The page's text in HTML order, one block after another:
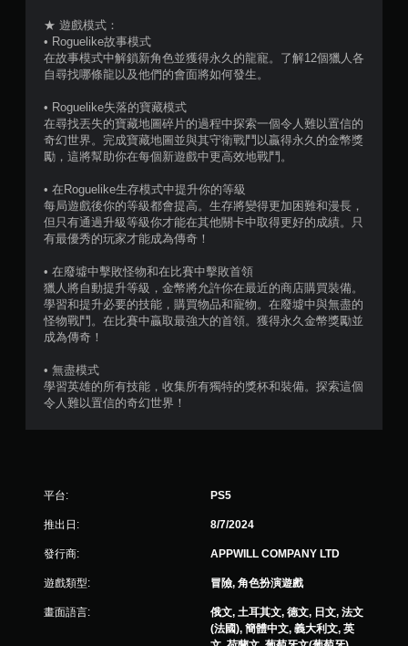
遊
戲
。
★ 遊戲模式：
• Roguelike故事模式
在故事模式中解鎖新角色並獲得永久的龍寵。了解12個獵人各
自尋找哪條龍以及他們的會面將如何發生。
• Roguelike失落的寶藏模式
在尋找丟失的寶藏地圖碎片的過程中探索一個令人難以置信的
奇幻世界。完成寶藏地圖並與其守衛戰鬥以贏得永久的金幣獎
勵，這將幫助你在每個新遊戲中更高效地戰鬥。
• 在Roguelike生存模式中提升你的等級
每局遊戲後你的等級都會提高。生存將變得更加困難和漫長，
但只有通過升級等級你才能在其他關卡中取得更好的成績。只
有最優秀的玩家才能成為傳奇！
• 在廢墟中擊敗怪物和在比賽中擊敗首領
獵人將自動提升等級，金幣將允許你在最近的商店購買裝備。
學習和提升必要的技能，購買物品和寵物。在廢墟中與無盡的
怪物戰鬥。在比賽中贏取最強大的首領。獲得永久金幣獎勵並
成為傳奇！
• 無盡模式
學習英雄的所有技能，收集所有獨特的獎杯和裝備。探索這個
令人難以置信的奇幻世界！
平台: PS5
推出日: 8/7/2024
發行商: APPWILL COMPANY LTD
遊戲類型: 冒險, 角色扮演遊戲
畫面語言:
俄文, 土耳其文, 德文, 日文, 法文
(法國), 簡體中文, 義大利文, 英